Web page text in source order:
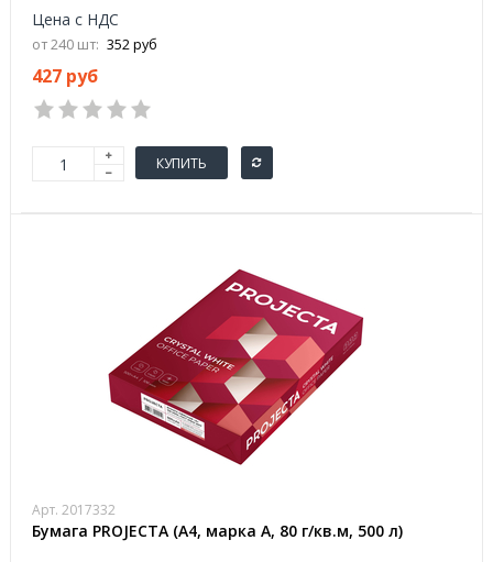
Цена с НДС
от 240 шт: 352 руб
427 руб
КУПИТЬ
Арт. 2017332
Бумага PROJECTA (А4, марка А, 80 г/кв.м, 500 л)